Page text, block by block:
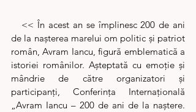
de la nașterea marelui om politic și patriot
român, Avram Iancu, figură emblematică a
istoriei românilor. Așteptată cu emoție și
mândrie de către organizatori și
participanți, Conferința Internațională
„Avram Iancu – 200 de ani de la naștere.